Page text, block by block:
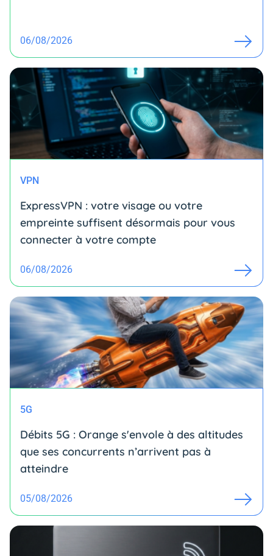
06/08/2026
VPN
ExpressVPN : votre visage ou votre
empreinte suffisent désormais pour vous
connecter à votre compte
06/08/2026
5G
Débits 5G : Orange s'envole à des altitudes
que ses concurrents n’arrivent pas à
atteindre
05/08/2026